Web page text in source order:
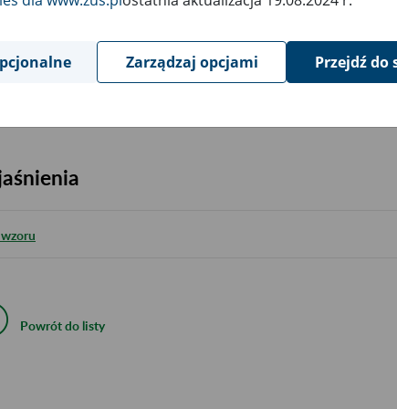
Powrót do listy
Zarządzaj opcjami Przejdź do